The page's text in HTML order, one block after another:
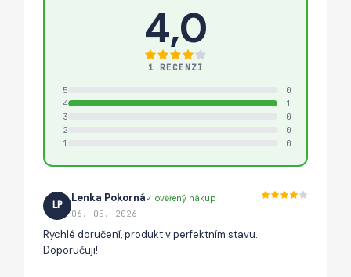
4,0
1 RECENZÍ
5
0
4
1
3
0
2
0
1
0
LP
Lenka Pokorná✓ ověřený nákup
06. 05. 2026
Rychlé doručení, produkt v perfektním stavu.
Doporučuji!